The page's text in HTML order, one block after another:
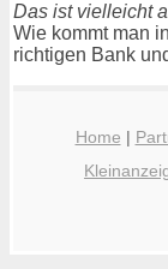
Das ist vielleicht
Wie kommt man
richtigen Bank
Home |